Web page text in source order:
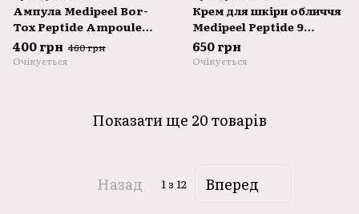
Ампула Medipeel Bor-
Tox Peptide Ampoule
30ml
400 грн 460 грн
Очікується
Крем для шкіри обличчя
Medipeel Peptide 9
Volume And Tension Tox
Cream Pro 50g
650 грн
Очікується
Показати ще 20 товарів
Назад 1з 12 Вперед